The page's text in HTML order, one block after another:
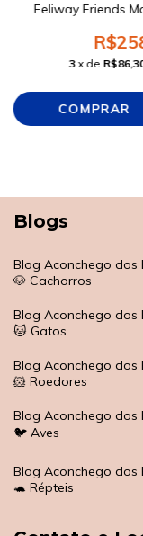
Feliway Friends
3 x de
Blogs
Blog Aconchego dos
🐶 Cachorros
Blog Aconchego dos
🐱 Gatos
Blog Aconchego dos
🐹 Roedores
Blog Aconchego dos
🐦 Aves
Blog Aconchego dos
🐢 Répteis